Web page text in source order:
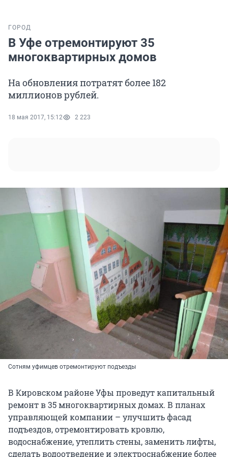
ГОРОД
В Уфе отремонтируют 35
многоквартирных домов
На обновления потратят более 182
миллионов рублей.
18 мая 2017, 15:12 2 223
Сотням уфимцев отремонтируют подъезды
В Кировском районе Уфы проведут капитальный
ремонт в 35 многоквартирных домах. В планах
управляющей компании – улучшить фасад
подъездов, отремонтировать кровлю,
водоснабжение, утеплить стены, заменить лифты,
сделать водоотведение и электроснабжение более